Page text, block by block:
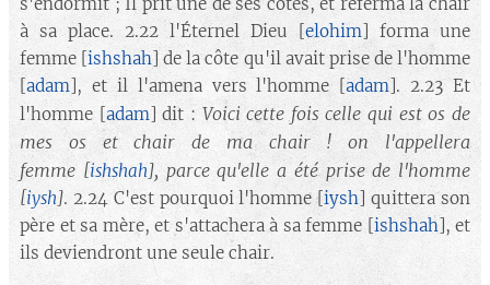
à sa place. 2.22 l'Éternel Dieu [elohim] forma une
femme [ishshah] de la côte qu'il avait prise de l'homme
[adam], et il l'amena vers l'homme [adam]. 2.23 Et
l'homme [adam] dit : Voici cette fois celle qui est os de
mes os et chair de ma chair ! on l'appellera
femme [ishshah], parce qu'elle a été prise de l'homme
[iysh]. 2.24 C'est pourquoi l'homme [iysh] quittera son
père et sa mère, et s'attachera à sa femme [ishshah], et
ils deviendront une seule chair.